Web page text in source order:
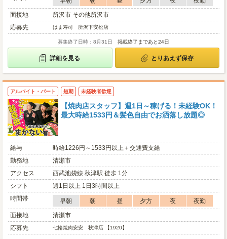
面接地
所沢市 その他所沢市
応募先
はま寿司 所沢下安松店
募集終了日時：8月31日 掲載終了まであと24日
詳細を見る とりあえず保存
アルバイト・パート 短期 未経験者歓迎
【焼肉店スタッフ】週1日～稼げる！未経験OK！
最大時給1533円＆髪色自由でお洒落し放題◎
給与
時給1226円～1533円以上＋交通費支給
勤務地
清瀬市
アクセス
西武池袋線 秋津駅 徒歩 1分
シフト
週1日以上 1日3時間以上
時間帯
早朝 朝 昼 夕方 夜
夜勤
面接地
清瀬市
応募先
七輪焼肉安安 秋津店 【1920】